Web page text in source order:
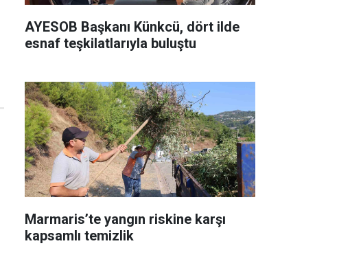
AYESOB Başkanı Künkcü, dört ilde
esnaf teşkilatlarıyla buluştu
Marmaris’te yangın riskine karşı
kapsamlı temizlik